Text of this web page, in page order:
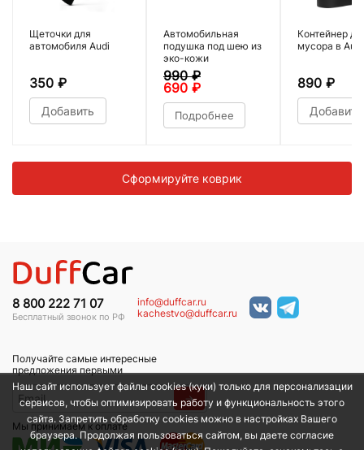
Щеточки для
автомобиля Audi
350 ₽
Добавить
Автомобильная
подушка под шею из
эко-кожи
990₽
690 ₽
Подробнее
Контейнер
мусора в Audi
890 ₽
Добавить
Сформируйте коврик
8 800 222 71 07
Бесплатный звонок по РФ
info@duffcar.ru
kachestvo@duffcar.ru
Получайте самые интересные
предложения первыми
→
Мы принимаем к оплате
Наш сайт использует файлы cookies (куки) только для персонализации
сервисов, чтобы оптимизировать работу и функциональность этого
сайта. Запретить обработку cookies можно в настройках Вашего
браузера. Продолжая пользоваться сайтом, вы даете согласие